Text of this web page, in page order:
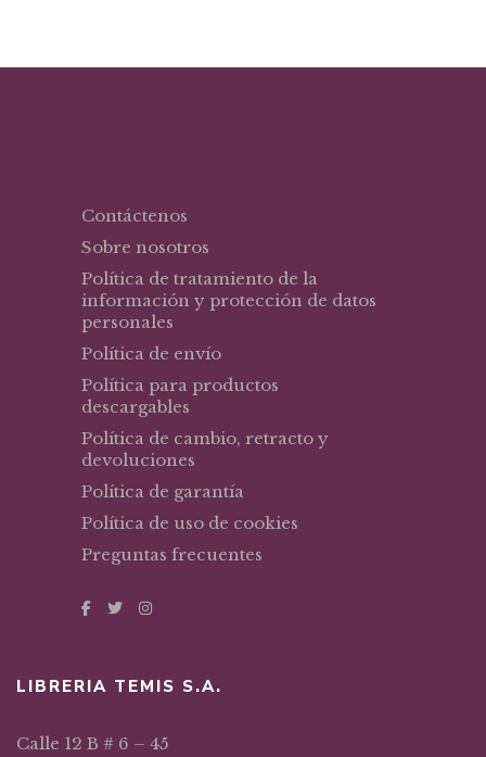
Contáctenos
Sobre nosotros
Política de tratamiento de la
información y protección de datos
personales
Política de envío
Política para productos
descargables
Política de cambio, retracto y
devoluciones
Política de garantía
Política de uso de cookies
Preguntas frecuentes
LIBRERIA TEMIS S.A.
Calle 12 B # 6 – 45